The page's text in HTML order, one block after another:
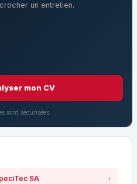
un entretien.
mon CV
sont sécurisées
SA